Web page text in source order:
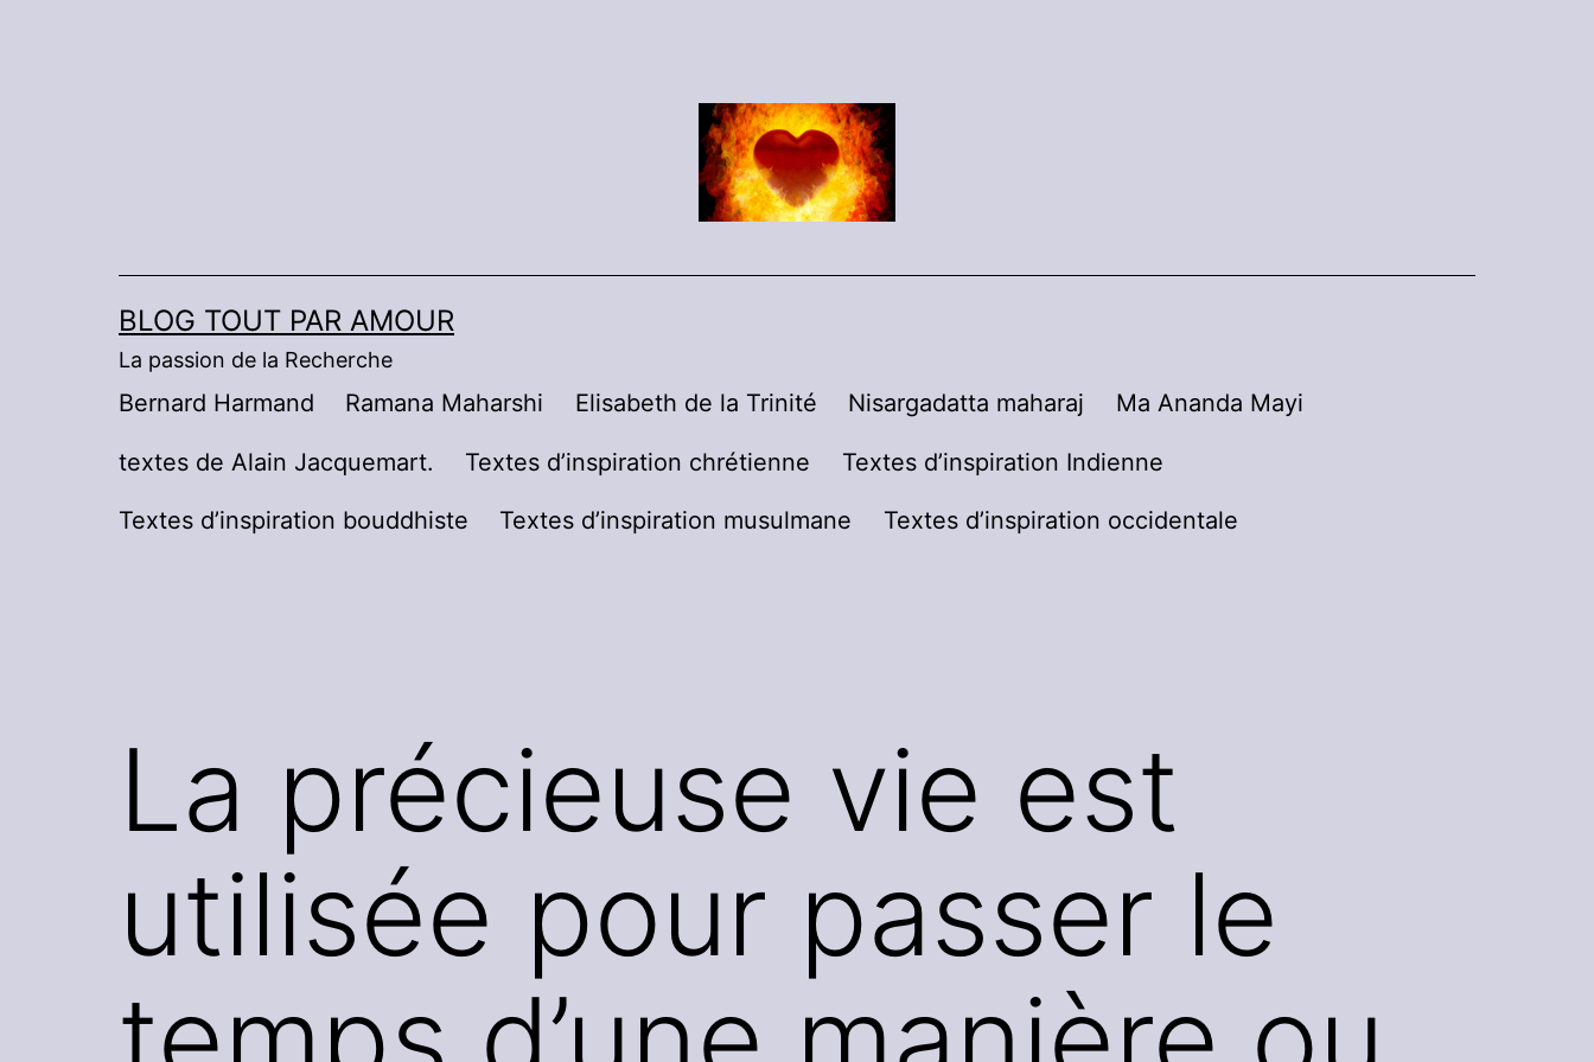
BLOG TOUT PAR AMOUR
La passion de la Recherche
Bernard Harmand Ramana Maharshi Elisabeth de la Trinité Nisargadatta maharaj Ma Ananda Mayi
textes de Alain Jacquemart. Textes d’inspiration chrétienne Textes d’inspiration Indienne
Textes d’inspiration bouddhiste Textes d’inspiration musulmane Textes d’inspiration occidentale
La précieuse vie est
utilisée pour passer le